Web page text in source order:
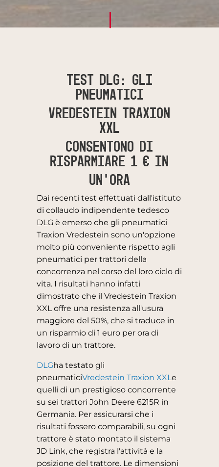
TEST DLG: GLI
PNEUMATICI
VREDESTEIN TRAXION
XXL
CONSENTONO DI
RISPARMIARE 1 € IN
UN'ORA
Dai recenti test effettuati dall'istituto
di collaudo indipendente tedesco
DLG è emerso che gli pneumatici
Traxion Vredestein sono un'opzione
molto più conveniente rispetto agli
pneumatici per trattori della
concorrenza nel corso del loro ciclo di
vita. I risultati hanno infatti
dimostrato che il Vredestein Traxion
XXL offre una resistenza all'usura
maggiore del 50%, che si traduce in
un risparmio di 1 euro per ora di
lavoro di un trattore.
DLGha testato gli
pneumaticiVredestein Traxion XXLe
quelli di un prestigioso concorrente
su sei trattori John Deere 6215R in
Germania. Per assicurarsi che i
risultati fossero comparabili, su ogni
trattore è stato montato il sistema
JD Link, che registra l'attività e la
posizione del trattore. Le dimensioni